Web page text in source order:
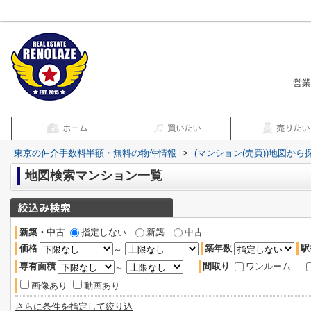
営
東京の仲介手数料半額・無料の物件情報 > (マンション(売買))地図から
地図検索マンション一覧
新築・中古 指定しない 新築
中古
価格
～ 築年数
専有面積
～
画像あり
動画あり
間取り ワンルーム
さらに条件を指定して絞り込